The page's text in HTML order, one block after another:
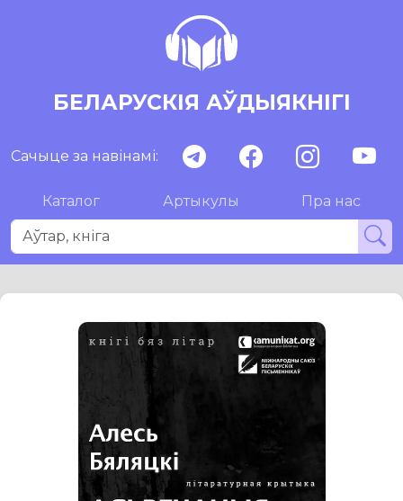
БЕЛАРУСКІЯ АЎДЫЯКНІГІ
Сачыце за навінамі:
Каталог Артыкулы Пра нас